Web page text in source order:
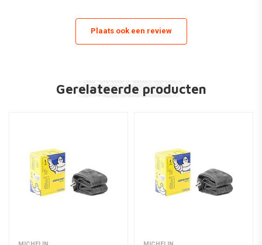
Plaats ook een review
Gerelateerde producten